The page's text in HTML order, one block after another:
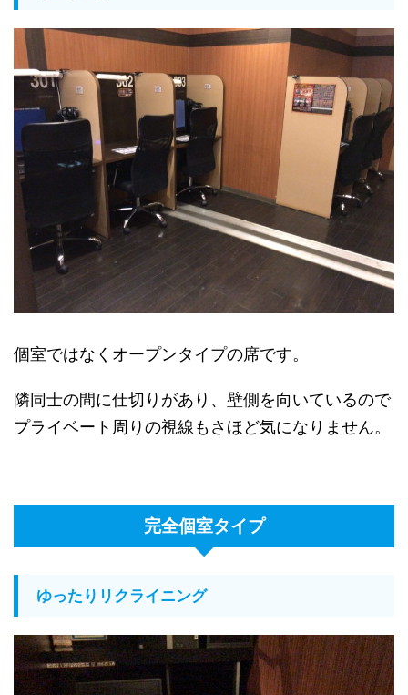
個室ではなくオープンタイプの席です。
隣同士の間に仕切りがあり、壁側を向いているので
プライベート周りの視線もさほど気になりません。
完全個室タイプ
ゆったりリクライニング